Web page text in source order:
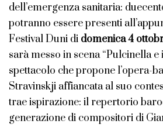
dell’emergenza sanitaria:
potranno essere presenti
Festival Duni di domenica 4
sarà messo in scena “Pulcinella
spettacolo che propone l’opera-
Stravinskji affiancata al suo
trae ispirazione: il repertorio
generazione di compositori di